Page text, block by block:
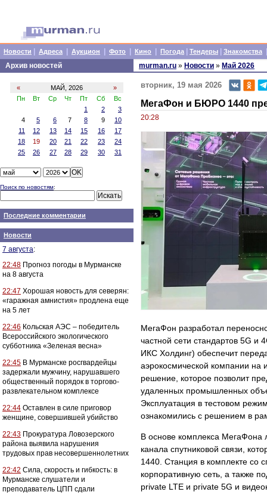
Новости Адреса Аукцион Фото Кино Погода Тендеры Знакомства
Архив новостей
« МАЙ, 2026
»
Пн
Вт Ср Чт Пт Сб
Вс
1
2
3
4
5 6 7 8 9
10
11
12 13 14 15 16
17
18
19 20 21 22 23
24
25
26 27 28 29 30 31
Поиск по новостям:
Последние комментарии
Новости
7 августа:
22:48 Прогноз погоды в Мурманске
на 8 августа
22:47 Хорошая новость для северян:
«гаражная амнистия» продлена еще
на 5 лет
22:46 Кольская АЭС – победитель
Всероссийского экологического
субботника «Зеленая весна»
22:45 В Мурманске росгвардейцы
задержали мужчину, нарушавшего
общественный порядок в торгово-
развлекательном комплексе
22:44 Оставлен в силе приговор
женщине, совершившей убийство
22:43 Прокуратура Ловозерского
района выявила нарушения
трудовых прав несовершеннолетних
22:42 Сила, скорость и гибкость: в
Мурманске слушатели и
преподаватель ЦПП сдали
murman.ru » Новости » Май 2026
вторник, 19 мая 2026
МегаФон и БЮРО 1440
20:28
МегаФон разработал
частной сети стандартов 5G
ИКС Холдинг) обеспечит
аэрокосмической компании на
решение, которое позволит
удаленных промышленных
Эксплуатация в тестовом
ознакомились с решением в
В основе комплекса МегаФона
канала спутниковой связи,
1440. Станция в комплекте со
корпоративную сеть, а также
private LTE и private 5G и